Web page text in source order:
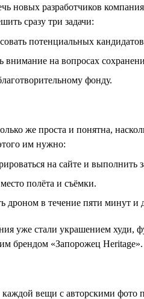
новых разработчиков
сразу три задачи:
потенциальных
внимание на вопросах
фонду.
же проста и понятна,
им нужно:
на сайте и выполнить
полёта и съёмки.
дроном в течение пяти минут и
уже стали украшением худи,
брендом «Запорожец Heritage».
вещи с авторскими